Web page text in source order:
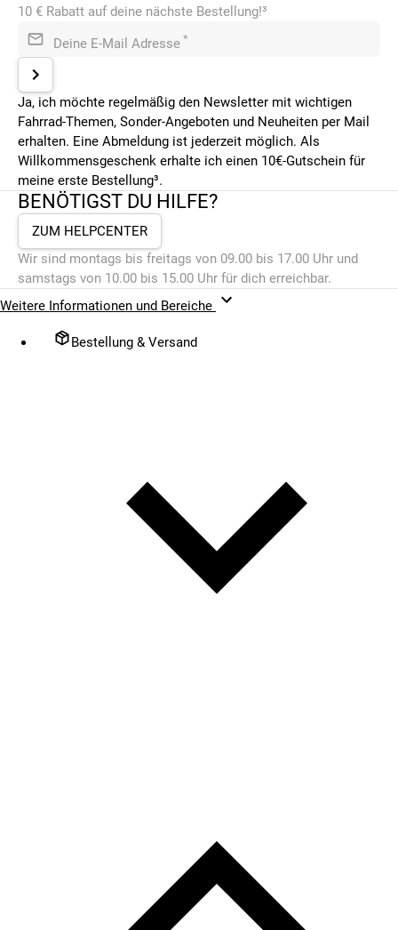
10 € Rabatt auf deine nächste Bestellung!³
Deine E-Mail Adresse *
Ja, ich möchte regelmäßig den Newsletter mit wichtigen
Fahrrad-Themen, Sonder-Angeboten und Neuheiten per Mail
erhalten. Eine Abmeldung ist jederzeit möglich. Als
Willkommensgeschenk erhalte ich einen 10€-Gutschein für
meine erste Bestellung³.
BENÖTIGST DU HILFE?
ZUM HELPCENTER
Wir sind montags bis freitags von 09.00 bis 17.00 Uhr und
samstags von 10.00 bis 15.00 Uhr für dich erreichbar.
Weitere Informationen und Bereiche
Bestellung & Versand